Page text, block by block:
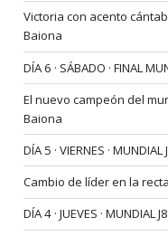
Victoria con acento
Baiona
DÍA 6 · SÁBADO · FINAL
El nuevo campeón del
Baiona
DÍA 5 · VIERNES ·
Cambio de líder en la
DÍA 4 · JUEVES · MUNDIAL